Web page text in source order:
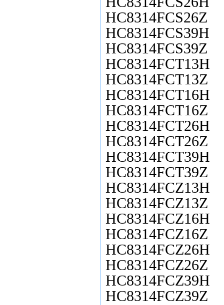
HC8314FCS26Z
HC8314FCS39H
HC8314FCS39Z
HC8314FCT13H
HC8314FCT13Z
HC8314FCT16H
HC8314FCT16Z
HC8314FCT26H
HC8314FCT26Z
HC8314FCT39H
HC8314FCT39Z
HC8314FCZ13H
HC8314FCZ13Z
HC8314FCZ16H
HC8314FCZ16Z
HC8314FCZ26H
HC8314FCZ26Z
HC8314FCZ39H
HC8314FCZ39Z